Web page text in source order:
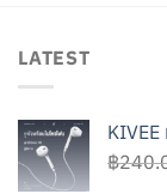
LATEST
฿